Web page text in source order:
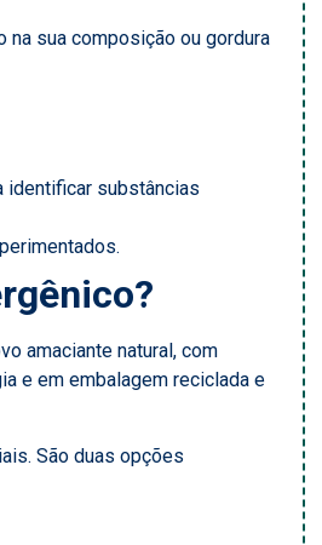
sua composição ou gordura
identificar substâncias
amaciante natural, com
e em embalagem reciclada e
São duas opções